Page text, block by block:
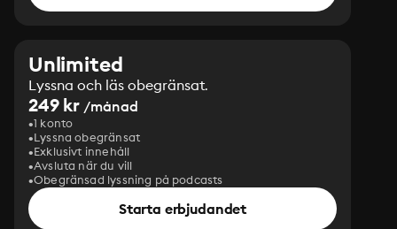
Unlimited
Lyssna och läs obegränsat.
249 kr /månad
1 konto
Lyssna obegränsat
Exklusivt innehåll
Avsluta när du vill
Obegränsad lyssning på podcasts
Starta erbjudandet